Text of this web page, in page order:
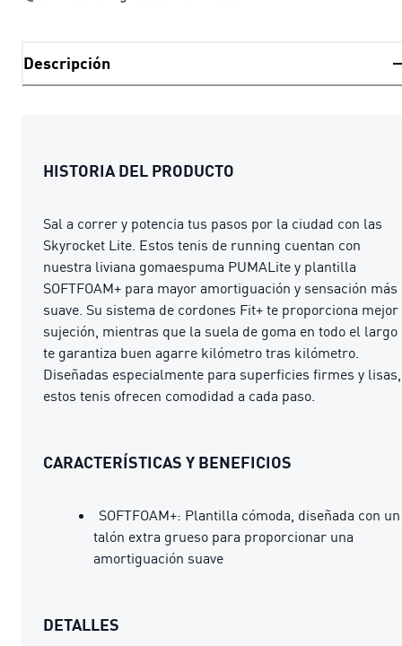
Descripción
HISTORIA DEL PRODUCTO
Sal a correr y potencia tus pasos por la ciudad con las
Skyrocket Lite. Estos tenis de running cuentan con
nuestra liviana gomaespuma PUMALite y plantilla
SOFTFOAM+ para mayor amortiguación y sensación más
suave. Su sistema de cordones Fit+ te proporciona mejor
sujeción, mientras que la suela de goma en todo el largo
te garantiza buen agarre kilómetro tras kilómetro.
Diseñadas especialmente para superficies firmes y lisas,
estos tenis ofrecen comodidad a cada paso.
CARACTERÍSTICAS Y BENEFICIOS
SOFTFOAM+: Plantilla cómoda, diseñada con un
talón extra grueso para proporcionar una
amortiguación suave
DETALLES